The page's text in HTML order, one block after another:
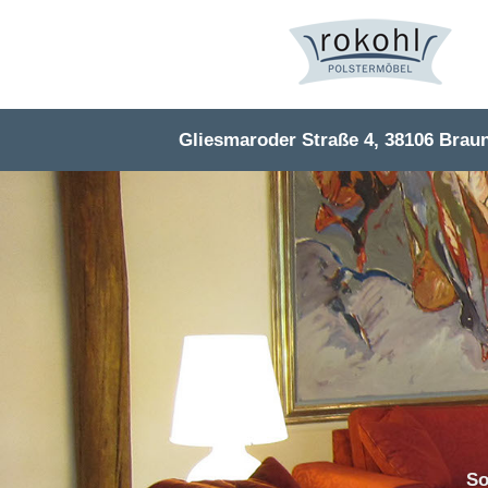
Gliesmaroder Straße 4, 38106